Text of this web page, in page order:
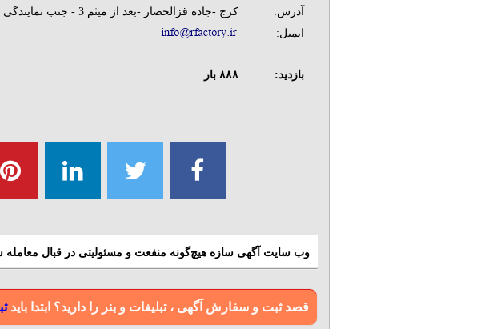
آدرس:
کرج -جاده قزالحصار -بعد از میثم 3 - جنب نمایندگی ایران خودرو
ایمیل:
بازدید: ۸۸۸ بار
وب سایت آگهی سازه هیچ‌گونه منفعت و مسئولیتی در قبال معامله
قصد ثبت و سفارش آگهی ، تبلیغات و بنر را دارید؟ ابتدا باید